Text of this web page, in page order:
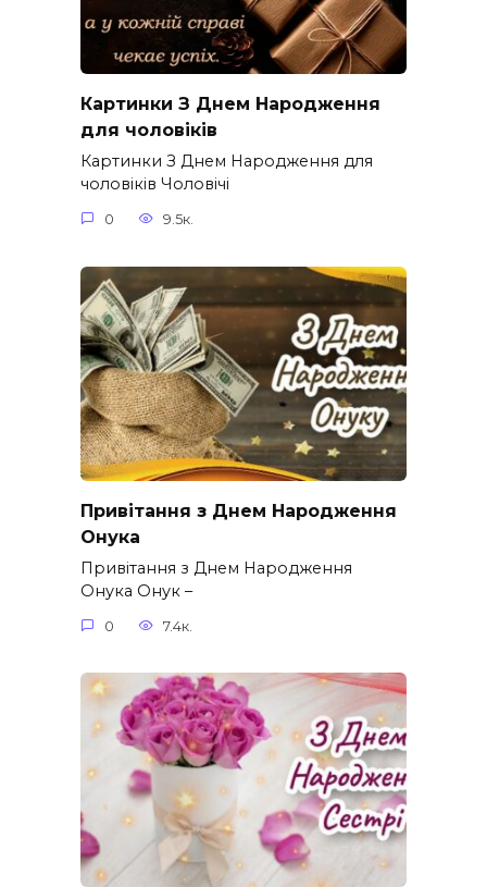
Картинки З Днем Народження
для чоловіків​
Картинки З Днем Народження для
чоловіків​ Чоловічі
0 9.5к.
Привітання з Днем Народження
Онука
Привітання з Днем Народження
Онука Онук –
0 7.4к.